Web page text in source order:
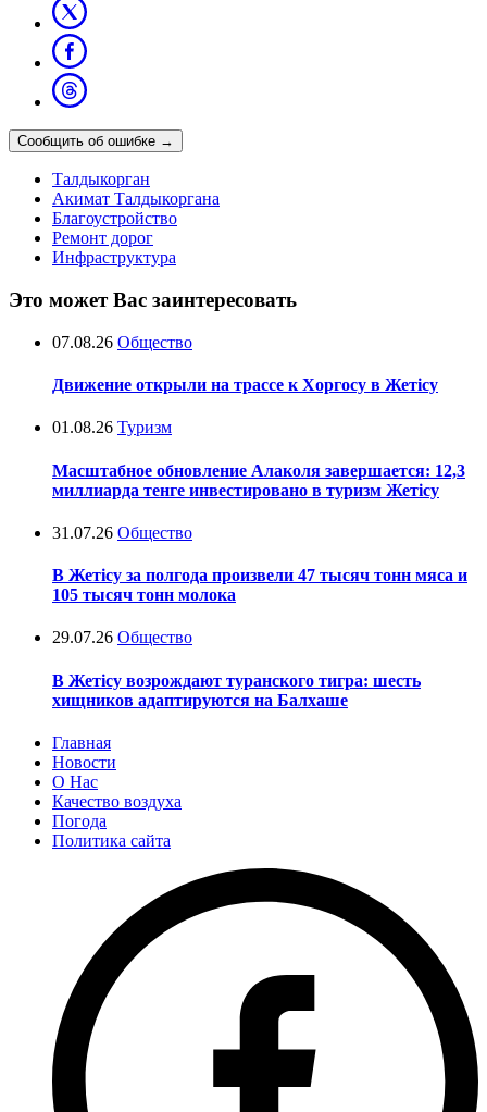
Сообщить об ошибке →
Талдыкорган
Акимат Талдыкоргана
Благоустройство
Ремонт дорог
Инфраструктура
Это может Вас заинтересовать
07.08.26 Общество
Движение открыли на трассе к Хоргосу в Жетісу
01.08.26 Туризм
Масштабное обновление Алаколя завершается: 12,3
миллиарда тенге инвестировано в туризм Жетісу
31.07.26 Общество
В Жетісу за полгода произвели 47 тысяч тонн мяса и
105 тысяч тонн молока
29.07.26 Общество
В Жетісу возрождают туранского тигра: шесть
хищников адаптируются на Балхаше
Главная
Новости
О Нас
Качество воздуха
Погода
Политика сайта